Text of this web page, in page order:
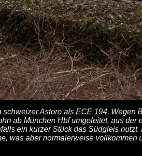
Astoro als ECE 194. Wegen
ab München Hbf umgeleitet, aus der
ein kurzer Stück das Südgleis nutzt.
was aber normalerweise vollkommen